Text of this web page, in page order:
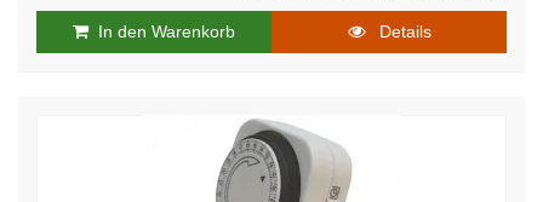
In den Warenkorb Details